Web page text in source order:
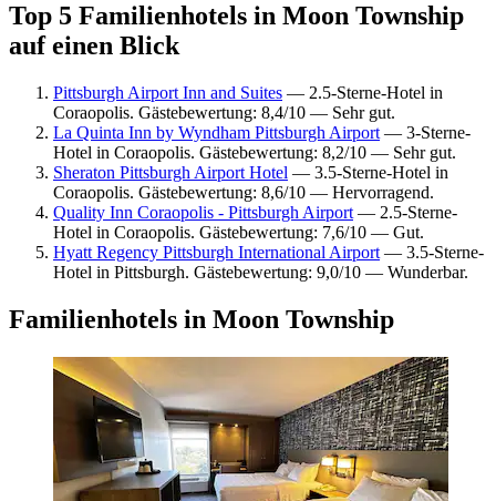
Top 5 Familienhotels in Moon Township
auf einen Blick
Pittsburgh Airport Inn and Suites — 2.5-Sterne-Hotel in
Coraopolis. Gästebewertung: 8,4/10 — Sehr gut.
La Quinta Inn by Wyndham Pittsburgh Airport — 3-Sterne-
Hotel in Coraopolis. Gästebewertung: 8,2/10 — Sehr gut.
Sheraton Pittsburgh Airport Hotel — 3.5-Sterne-Hotel in
Coraopolis. Gästebewertung: 8,6/10 — Hervorragend.
Quality Inn Coraopolis - Pittsburgh Airport — 2.5-Sterne-
Hotel in Coraopolis. Gästebewertung: 7,6/10 — Gut.
Hyatt Regency Pittsburgh International Airport — 3.5-Sterne-
Hotel in Pittsburgh. Gästebewertung: 9,0/10 — Wunderbar.
Familienhotels in Moon Township